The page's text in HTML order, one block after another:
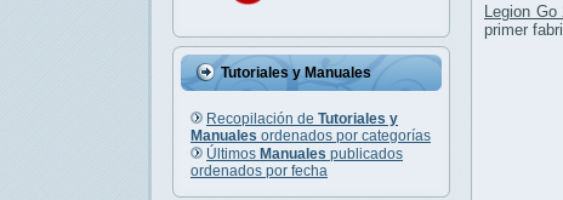
Tutoriales y Manuales
Recopilación de Tutoriales y
Manuales ordenados por categorías
Últimos Manuales publicados
ordenados por fecha
Legion Go
primer